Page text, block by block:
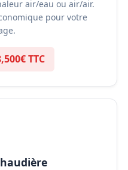
air/eau ou air/air.
pour votre
TTC